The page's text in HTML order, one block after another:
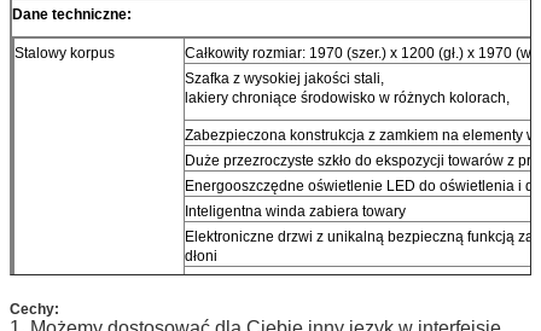
Dane techniczne:
Stalowy korpus
Całkowity rozmiar: 1970 (szer.) x 1200 (gł.) x 1970
Szafka z wysokiej jakości stali,
lakiery chroniące środowisko w różnych kolorach,
Zabezpieczona konstrukcja z zamkiem na elementy
Duże przezroczyste szkło do ekspozycji towarów z
Energooszczędne oświetlenie LED do oświetlenia i
Inteligentna winda zabiera towary
Elektroniczne drzwi z unikalną bezpieczną funkcją
dłoni
Niestandardowy projekt jest akceptowalny!
Zdolność sprzedaży
Cechy: